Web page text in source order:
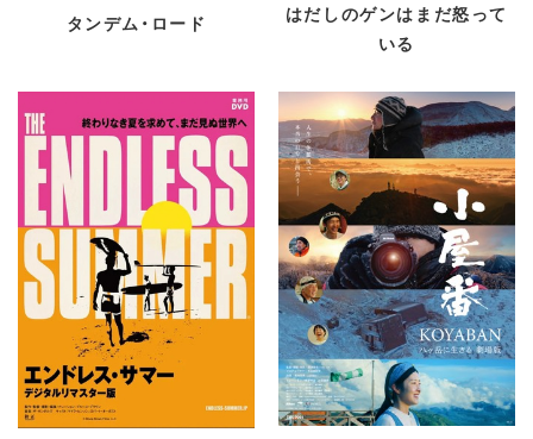
タンデム・ロード
はだしのゲンはまだ怒って
いる